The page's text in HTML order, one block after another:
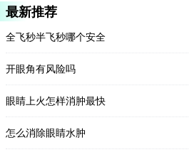
最新推荐
全飞秒半飞秒哪个安全
开眼角有风险吗
眼睛上火怎样消肿最快
怎么消除眼睛水肿